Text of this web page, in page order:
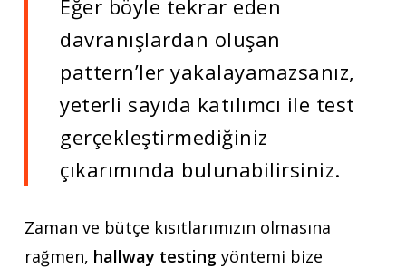
Eğer böyle tekrar eden
davranışlardan oluşan
pattern’ler yakalayamazsanız,
yeterli sayıda katılımcı ile test
gerçekleştirmediğiniz
çıkarımında bulunabilirsiniz.
Zaman ve bütçe kısıtlarımızın olmasına
rağmen, hallway testingyöntemi bize